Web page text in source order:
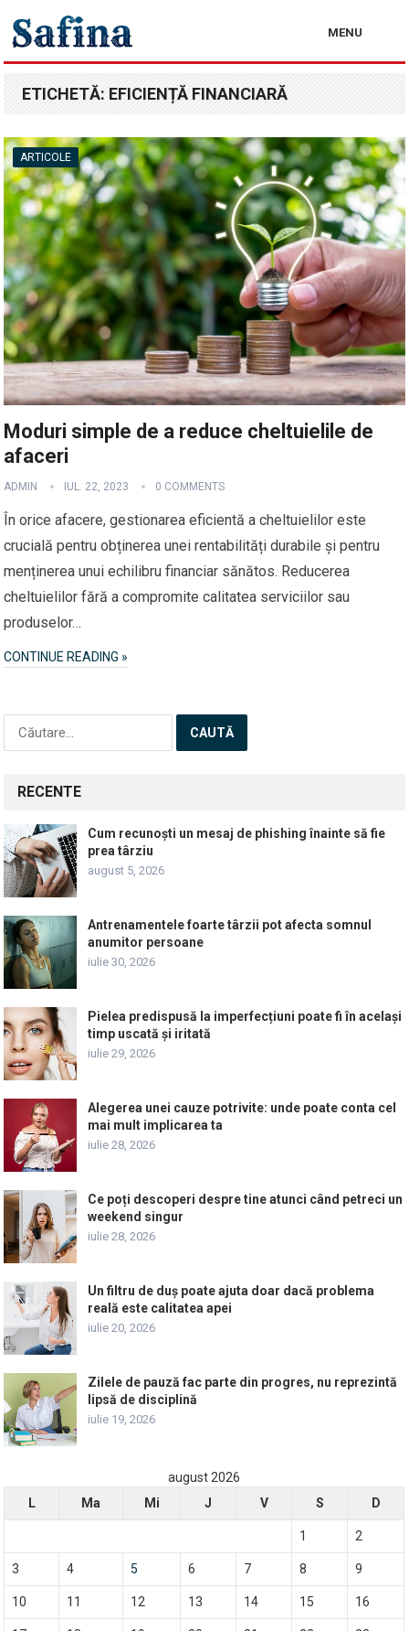
MENU
ETICHETĂ: EFICIENȚĂ FINANCIARĂ
ARTICOLE
Moduri simple de a reduce cheltuielile de
afaceri
ADMIN IUL. 22, 2023 0 COMMENTS
În orice afacere, gestionarea eficientă a cheltuielilor este
crucială pentru obținerea unei rentabilități durabile și pentru
menținerea unui echilibru financiar sănătos. Reducerea
cheltuielilor fără a compromite calitatea serviciilor sau
produselor…
CONTINUE READING »
după:
RECENTE
Cum recunoști un mesaj de phishing înainte să fie
prea târziu
august 5, 2026
Antrenamentele foarte târzii pot afecta somnul
anumitor persoane
iulie 30, 2026
Pielea predispusă la imperfecțiuni poate fi în același
timp uscată și iritată
iulie 29, 2026
Alegerea unei cauze potrivite: unde poate conta cel
mai mult implicarea ta
iulie 28, 2026
Ce poți descoperi despre tine atunci când petreci un
weekend singur
iulie 28, 2026
Un filtru de duș poate ajuta doar dacă problema
reală este calitatea apei
iulie 20, 2026
Zilele de pauză fac parte din progres, nu reprezintă
lipsă de disciplină
iulie 19, 2026
august 2026
L
Ma Mi J V S D
1 2
3 4 5 6 7 8 9
10 11 12 13 14 15 16